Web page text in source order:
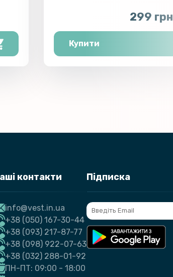
299 грн
Купити
контакти
info@vest.in.ua
+38 (050) 167-30-44
+38 (093) 217-87-77
+38 (098) 922-07-63
+38 (032) 288-01-92
ПН-ПТ: 09:00 - 18:00
Підписка